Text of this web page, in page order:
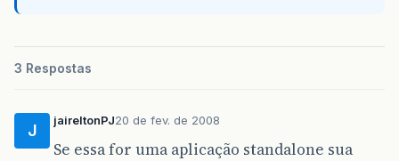
3 Respostas
J
jaireltonPJ20 de fev. de 2008
Se essa for uma aplicação standalone sua